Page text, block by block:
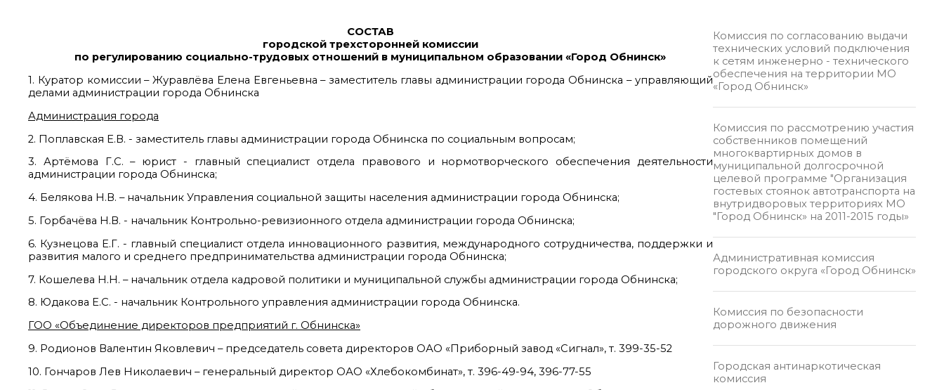
СОСТАВ
городской трехсторонней комиссии
по регулированию социально-трудовых отношений в муниципальном образовании «Город Обнинск»
1. Куратор комиссии – Журавлёва Елена Евгеньевна – заместитель главы администрации города Обнинска – управляющий
делами администрации города Обнинска
Администрация города
2. Поплавская Е.В. - заместитель главы администрации города Обнинска по социальным вопросам;
3. Артёмова Г.С. – юрист - главный специалист отдела правового и нормотворческого обеспечения деятельности
администрации города Обнинска;
4. Белякова Н.В. – начальник Управления социальной защиты населения администрации города Обнинска;
5. Горбачёва Н.В. - начальник Контрольно-ревизионного отдела администрации города Обнинска;
6. Кузнецова Е.Г. - главный специалист отдела инновационного развития, международного сотрудничества, поддержки и
развития малого и среднего предпринимательства администрации города Обнинска;
7. Кошелева Н.Н. – начальник отдела кадровой политики и муниципальной службы администрации города Обнинска;
8. Юдакова Е.С. - начальник Контрольного управления администрации города Обнинска.
ГОО «Объединение директоров предприятий г. Обнинска»
9. Родионов Валентин Яковлевич – председатель совета директоров ОАО «Приборный завод «Сигнал», т. 399-35-52
10. Гончаров Лев Николаевич – генеральный директор ОАО «Хлебокомбинат», т. 396-49-94, 396-77-55
Комиссия по согласованию выдачи
технических условий подключения
к сетям инженерно - технического
обеспечения на территории МО
«Город Обнинск»
Комиссия по рассмотрению участия
собственников помещений
многоквартирных домов в
муниципальной долгосрочной
целевой программе "Организация
гостевых стоянок автотранспорта на
внутридворовых территориях МО
"Город Обнинск» на 2011-2015 годы»
Административная комиссия
городского округа «Город Обнинск»
Комиссия по безопасности
дорожного движения
Городская антинаркотическая
комиссия